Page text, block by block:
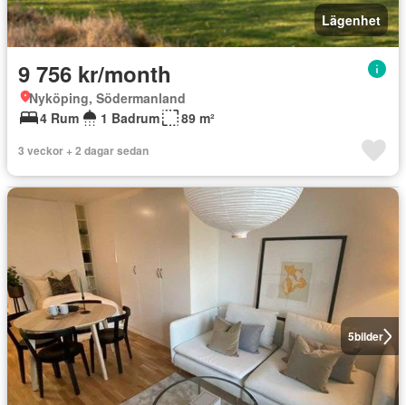
Lägenhet
9 756 kr/month
Nyköping, Södermanland
4 Rum
1 Badrum 89 m²
3 veckor + 2 dagar sedan
5bilder